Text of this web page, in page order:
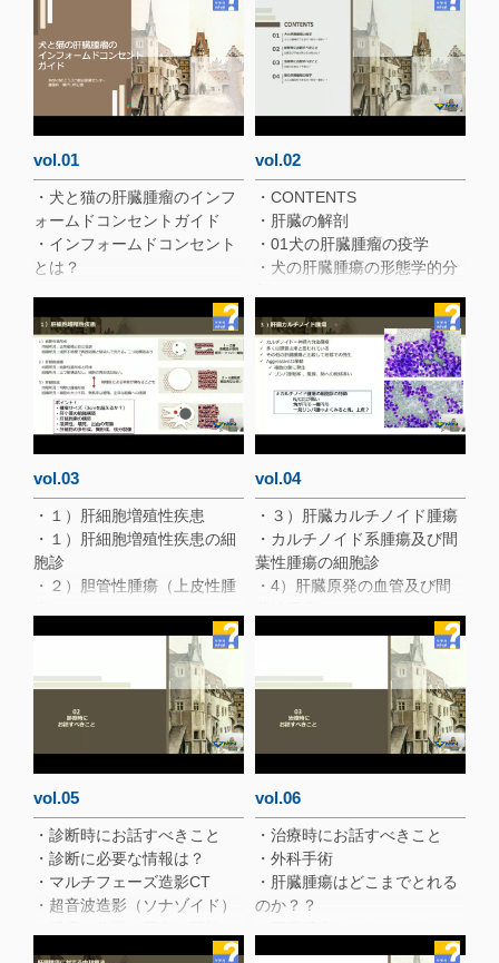
vol.01
・犬と猫の肝臓腫瘤のインフ
ォームドコンセントガイド
・インフォームドコンセント
とは？
における倫理的側面
vol.02
・CONTENTS
・肝臓の解剖
・01犬の肝臓腫瘤の疫学
・犬の肝臓腫瘍の形態学的分
・犬の肝臓腫瘤における発生
内訳
vol.03
・１）肝細胞増殖性疾患
・１）肝細胞増殖性疾患の細
胞診
・２）胆管性腫瘍（上皮性腫
・肝細胞胆管癌
vol.04
・３）肝臓カルチノイド腫瘍
・カルチノイド系腫瘍及び間
葉性腫瘍の細胞診
・4）肝臓原発の血管及び間
・5）造血器系腫瘍
・肝細胞癌の発生とクッシン
グの関連
・結果：血中のステロイド濃
・犬の肝臓腫瘍に関する疫
学・腫瘍の概論〜まとめ
vol.05
・診断時にお話すべきこと
・診断に必要な情報は？
・マルチフェーズ造影CT
・超音波造影（ソナゾイド）
か？ CT vs US
vol.06
・治療時にお話すべきこと
・外科手術
・肝臓腫瘍はどこまでとれる
のか？？
か？